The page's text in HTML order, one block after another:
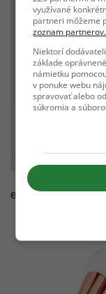
ebay.com
využívané
partneri môžeme
zoznam partnerov.
Niektorí
základe
námietku
v ponuke webu
spravovať alebo
súkromia a